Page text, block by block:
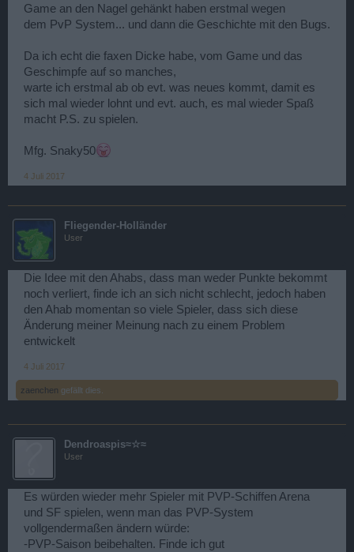
Game an den Nagel gehänkt haben erstmal wegen
dem PvP System... und dann die Geschichte mit den Bugs.
Da ich echt die faxen Dicke habe, vom Game und das
Geschimpfe auf so manches,
warte ich erstmal ab ob evt. was neues kommt, damit es
sich mal wieder lohnt und evt. auch, es mal wieder Spaß
macht P.S. zu spielen.
Mfg. Snaky50
4 Juli 2017
Fliegender-Holländer
User
Die Idee mit den Ahabs, dass man weder Punkte bekommt
noch verliert, finde ich an sich nicht schlecht, jedoch haben
den Ahab momentan so viele Spieler, dass sich diese
Änderung meiner Meinung nach zu einem Problem
entwickelt
4 Juli 2017
zaenchen gefällt dies.
Dendroaspis≈☆≈
User
Es würden wieder mehr Spieler mit PVP-Schiffen Arena
und SF spielen, wenn man das PVP-System
vollgendermaßen ändern würde:
-PVP-Saison beibehalten. Finde ich gut